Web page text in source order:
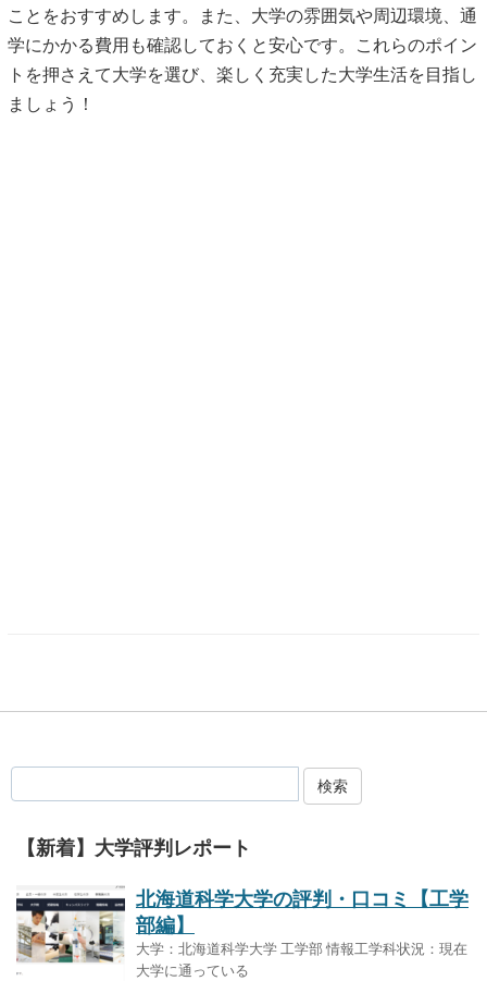
ことをおすすめします。また、大学の雰囲気や周辺環境、通
学にかかる費用も確認しておくと安心です。これらのポイン
トを押さえて大学を選び、楽しく充実した大学生活を目指し
ましょう！
検索
【新着】大学評判レポート
北海道科学大学の評判・口コミ【工学
部編】
大学：北海道科学大学 工学部 情報工学科状況：現在
大学に通っている